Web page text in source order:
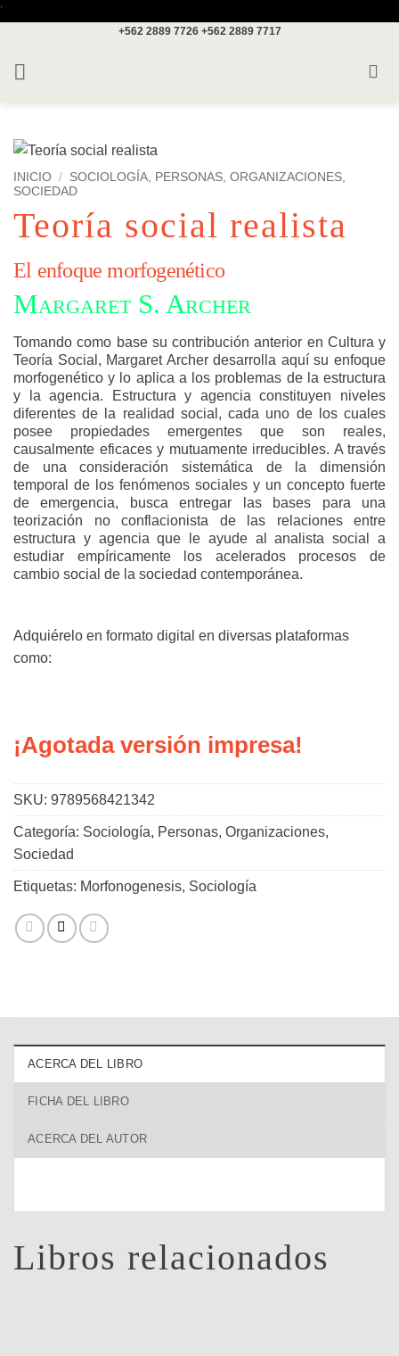
'
+562 2889 7726 +562 2889 7717
INICIO / SOCIOLOGÍA, PERSONAS, ORGANIZACIONES,
SOCIEDAD
Teoría social realista
El enfoque morfogenético
Margaret S. Archer
Tomando como base su contribución anterior en Cultura y
Teoría Social, Margaret Archer desarrolla aquí su enfoque
morfogenético y lo aplica a los problemas de la estructura
y la agencia. Estructura y agencia constituyen niveles
diferentes de la realidad social, cada uno de los cuales
posee propiedades emergentes que son reales,
causalmente eficaces y mutuamente irreducibles. A través
de una consideración sistemática de la dimensión
temporal de los fenómenos sociales y un concepto fuerte
de emergencia, busca entregar las bases para una
teorización no conflacionista de las relaciones entre
estructura y agencia que le ayude al analista social a
estudiar empíricamente los acelerados procesos de
cambio social de la sociedad contemporánea.
Adquiérelo en formato digital en diversas plataformas
como:
¡Agotada versión impresa!
SKU: 9789568421342
Categoría: Sociología, Personas, Organizaciones,
Sociedad
Etiquetas: Morfonogenesis, Sociología
ACERCA DEL LIBRO
FICHA DEL LIBRO
ACERCA DEL AUTOR
Libros relacionados